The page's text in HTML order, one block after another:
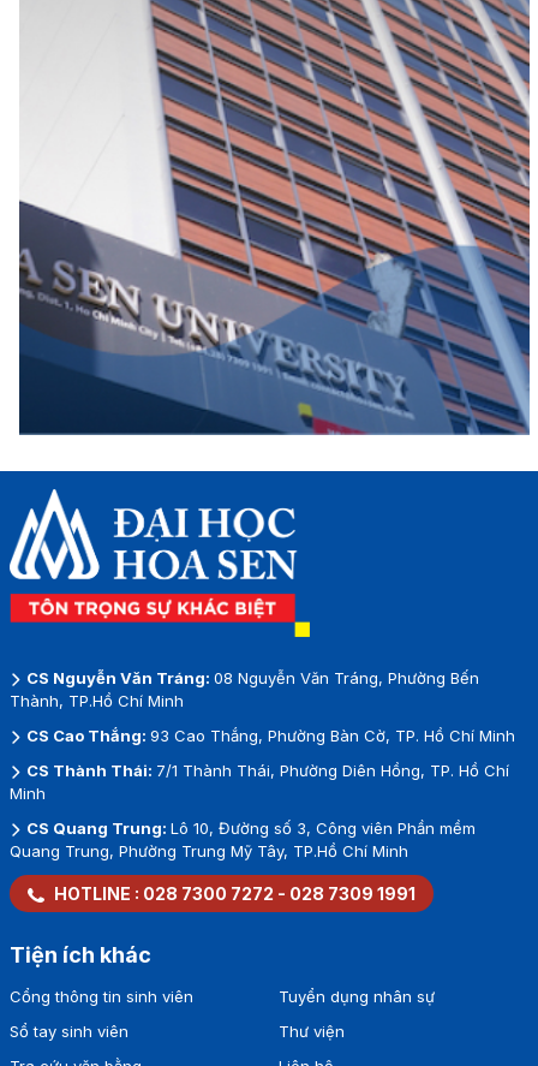
CS Nguyễn Văn Tráng: 08 Nguyễn Văn Tráng, Phường Bến
Thành, TP.Hồ Chí Minh
CS Cao Thắng: 93 Cao Thắng, Phường Bàn Cờ, TP. Hồ Chí Minh
CS Thành Thái: 7/1 Thành Thái, Phường Diên Hồng, TP. Hồ Chí
Minh
CS Quang Trung: Lô 10, Đường số 3, Công viên Phần mềm
Quang Trung, Phường Trung Mỹ Tây, TP.Hồ Chí Minh
HOTLINE : 028 7300 7272 - 028 7309 1991
Tiện ích khác
Cổng thông tin sinh viên
Sổ tay sinh viên
Tuyển dụng nhân sự
Thư viện